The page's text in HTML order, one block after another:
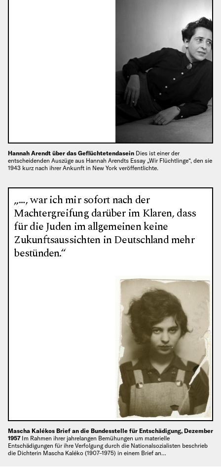
Hannah Arendt über das Geflüchtetendasein Dies ist einer der
entscheidenden Auszüge aus Hannah Arendts Essay „Wir Flüchtlinge“, den sie
1943 kurz nach ihrer Ankunft in New York veröffentlichte.
„…, war ich mir sofort nach der
Machtergreifung darüber im Klaren, dass
für die Juden im allgemeinen keine
Zukunftsaussichten in Deutschland mehr
bestünden.“
Mascha Kalékos Brief an die Bundesstelle für Entschädigung, Dezember
1957 Im Rahmen ihrer jahrelangen Bemühungen um materielle
Entschädigungen für ihre Verfolgung durch die Nationalsozialisten beschrieb
die Dichterin Mascha Kaléko (1907–1975) in einem Brief an…